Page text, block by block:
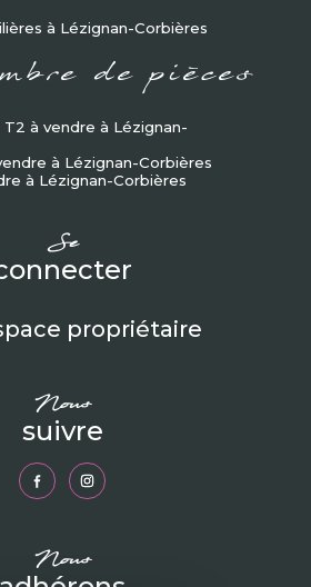
à Lézignan-Corbières
de pièces
à vendre à Lézignan-
à Lézignan-Corbières
à Lézignan-Corbières
se
propriétaire
nous
suivre
nous